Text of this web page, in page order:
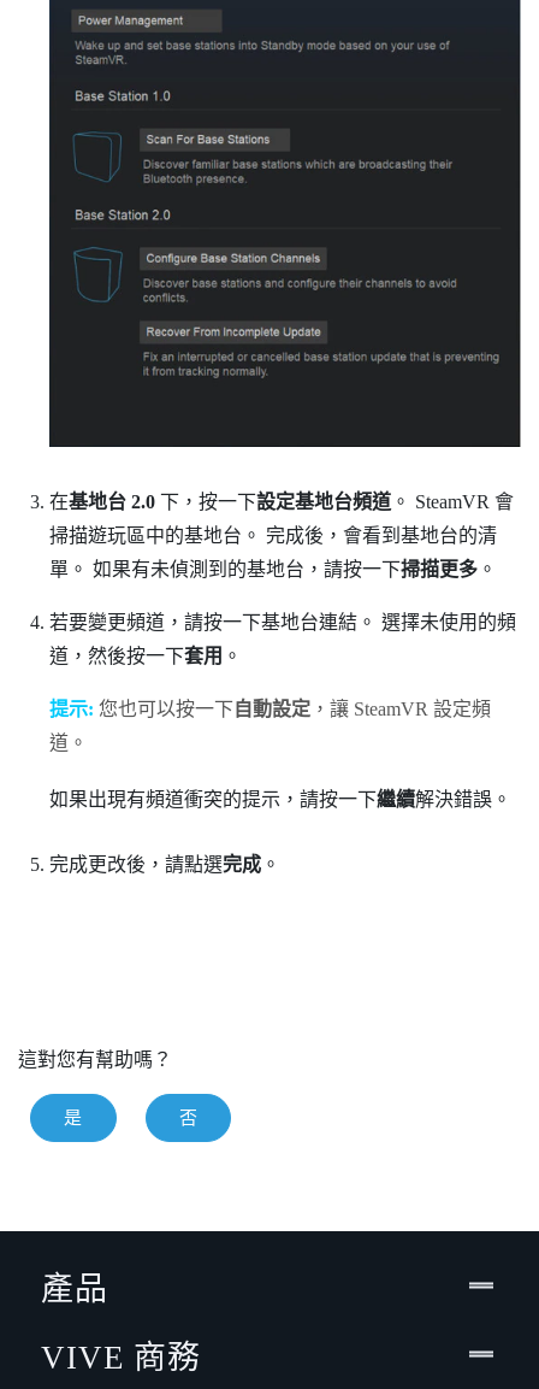
在基地台 2.0下，按一下設定基地台頻道。 SteamVR 會
掃描遊玩區中的基地台。 完成後，會看到基地台的清
單。 如果有未偵測到的基地台，請按一下掃描更多。
若要變更頻道，請按一下基地台連結。 選擇未使用的頻
道，然後按一下套用 。
提示: 您也可以按一下自動設定，讓 SteamVR 設定頻
道。
如果出現有頻道衝突的提示，請按一下繼續解決錯誤。
完成更改後，請點選完成。
這對您有幫助嗎？
是 否
產品
VIVE 商務